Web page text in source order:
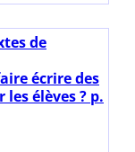
de
écrire des
élèves ? p.